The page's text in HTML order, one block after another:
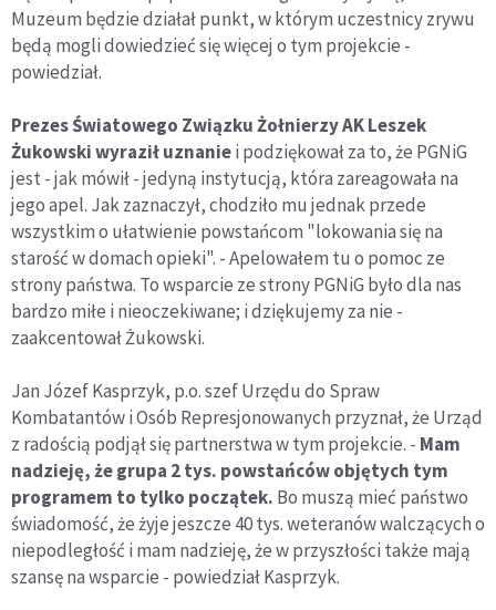
Muzeum będzie działał punkt, w którym uczestnicy zrywu
będą mogli dowiedzieć się więcej o tym projekcie -
powiedział.
Prezes Światowego Związku Żołnierzy AK Leszek
Żukowski wyraził uznaniei podziękował za to, że PGNiG
jest - jak mówił - jedyną instytucją, która zareagowała na
jego apel. Jak zaznaczył, chodziło mu jednak przede
wszystkim o ułatwienie powstańcom "lokowania się na
starość w domach opieki". - Apelowałem tu o pomoc ze
strony państwa. To wsparcie ze strony PGNiG było dla nas
bardzo miłe i nieoczekiwane; i dziękujemy za nie -
zaakcentował Żukowski.
Jan Józef Kasprzyk, p.o. szef Urzędu do Spraw
Kombatantów i Osób Represjonowanych przyznał, że Urząd
z radością podjął się partnerstwa w tym projekcie. - Mam
nadzieję, że grupa 2 tys. powstańców objętych tym
programem to tylko początek. Bo muszą mieć państwo
świadomość, że żyje jeszcze 40 tys. weteranów walczących o
niepodległość i mam nadzieję, że w przyszłości także mają
szansę na wsparcie - powiedział Kasprzyk.